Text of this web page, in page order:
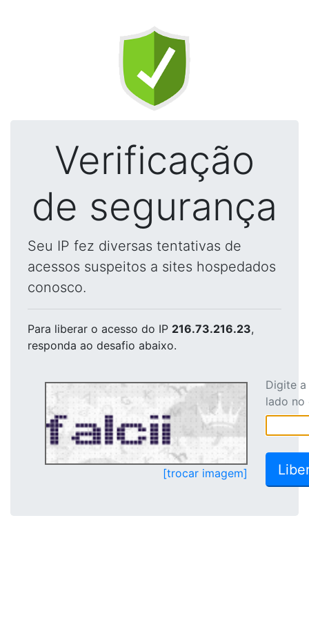
Verificação
de segurança
Seu IP fez diversas tentativas de
acessos suspeitos a sites hospedados
conosco.
Para liberar o acesso do IP 216.73.216.23,
responda ao desafio abaixo.
[trocar imagem]
Digite
lado no